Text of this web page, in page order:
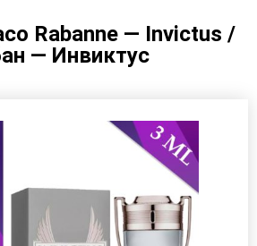
Rabanne — Invictus /
— Инвиктус